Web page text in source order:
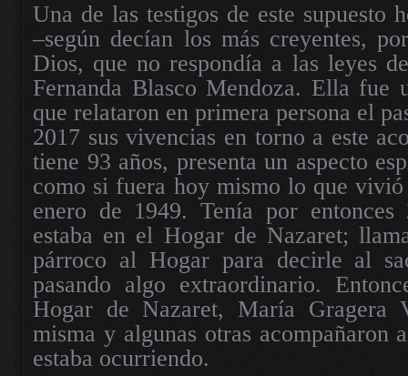
Una de las testigos de este supuesto
–según decían los más creyentes,
Dios, que no respondía a las leyes
Fernanda Blasco Mendoza. Ella fue
que relataron en primera persona el
2017 sus vivencias en torno a este
tiene 93 años, presenta un aspecto
como si fuera hoy mismo lo que
enero de 1949. Tenía por
estaba en el Hogar de Nazaret;
párroco al Hogar para decirle al
pasando algo extraordinario.
Hogar de Nazaret, María Gragera
misma y algunas otras acompañaron
estaba ocurriendo.